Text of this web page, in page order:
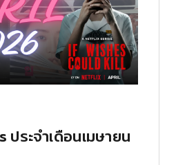
ระจำเดือนเมษายน